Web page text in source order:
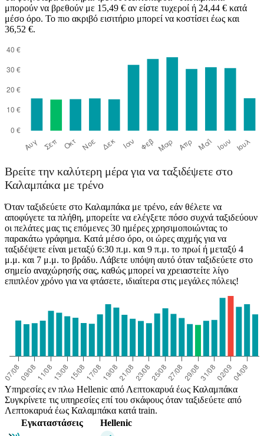
μπορούν να βρεθούν με 15,49 € αν είστε τυχεροί ή 24,44 € κατά
μέσο όρο. Το πιο ακριβό εισιτήριο μπορεί να κοστίσει έως και
36,52 €.
Βρείτε την καλύτερη μέρα για να ταξιδέψετε στο
Καλαμπάκα με τρένο
Όταν ταξιδεύετε στο Καλαμπάκα με τρένο, εάν θέλετε να
αποφύγετε τα πλήθη, μπορείτε να ελέγξετε πόσο συχνά ταξιδεύουν
οι πελάτες μας τις επόμενες 30 ημέρες χρησιμοποιώντας το
παρακάτω γράφημα. Κατά μέσο όρο, οι ώρες αιχμής για να
ταξιδέψετε είναι μεταξύ 6:30 π.μ. και 9 π.μ. το πρωί ή μεταξύ 4
μ.μ. και 7 μ.μ. το βράδυ. Λάβετε υπόψη αυτό όταν ταξιδεύετε στο
σημείο αναχώρησής σας, καθώς μπορεί να χρειαστείτε λίγο
επιπλέον χρόνο για να φτάσετε, ιδιαίτερα στις μεγάλες πόλεις!
Υπηρεσίες εν πλω Hellenic από Λεπτοκαρυά έως Καλαμπάκα
Συγκρίνετε τις υπηρεσίες επί του σκάφους όταν ταξιδεύετε από
Λεπτοκαρυά έως Καλαμπάκα κατά train.
Εγκαταστάσεις
Hellenic